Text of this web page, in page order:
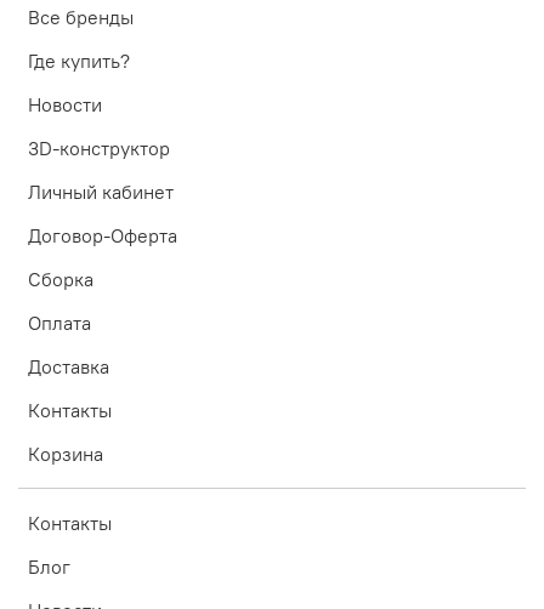
Все бренды
Где купить?
Новости
3D-конструктор
Личный кабинет
Договор-Оферта
Сборка
Оплата
Доставка
Контакты
Корзина
Контакты
Блог